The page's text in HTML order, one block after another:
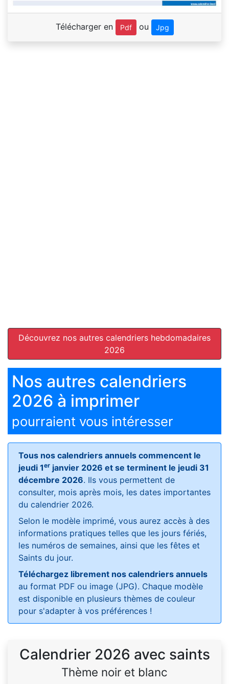
Télécharger en Pdf ou Jpg
Découvrez nos autres calendriers hebdomadaires
2026
Nos autres calendriers
2026 à imprimer
pourraient vous intéresser
Tous nos calendriers annuels commencent le
jeudi 1er janvier 2026 et se terminent le jeudi 31
décembre 2026. Ils vous permettent de
consulter, mois après mois, les dates importantes
du calendrier 2026.
Selon le modèle imprimé, vous aurez accès à des
informations pratiques telles que les jours fériés,
les numéros de semaines, ainsi que les fêtes et
Saints du jour.
Téléchargez librement nos calendriers annuels
au format PDF ou image (JPG). Chaque modèle
est disponible en plusieurs thèmes de couleur
pour s'adapter à vos préférences !
Calendrier 2026 avec saints
Thème noir et blanc